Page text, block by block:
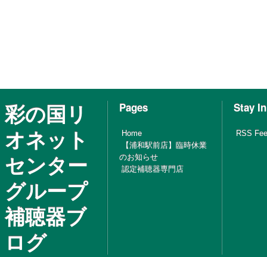
彩の国リ
オネット
センター
グループ
補聴器ブ
ログ
Pages
Home
【浦和駅前店】臨時休業
のお知らせ
認定補聴器専門店
Stay
RSS